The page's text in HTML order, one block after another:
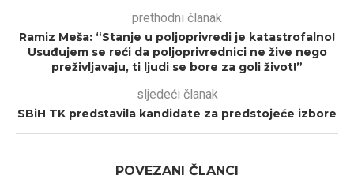
prethodni članak
Ramiz Meša: “Stanje u poljoprivredi je katastrofalno!
Usuđujem se reći da poljoprivrednici ne žive nego
preživljavaju, ti ljudi se bore za goli život!”
sljedeći članak
SBiH TK predstavila kandidate za predstojeće izbore
POVEZANI ČLANCI